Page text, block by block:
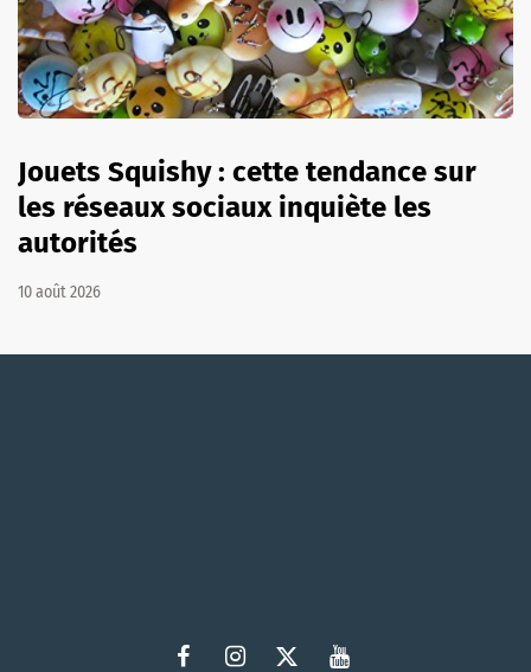
Jouets Squishy : cette tendance sur
les réseaux sociaux inquiète les
autorités
10 août 2026